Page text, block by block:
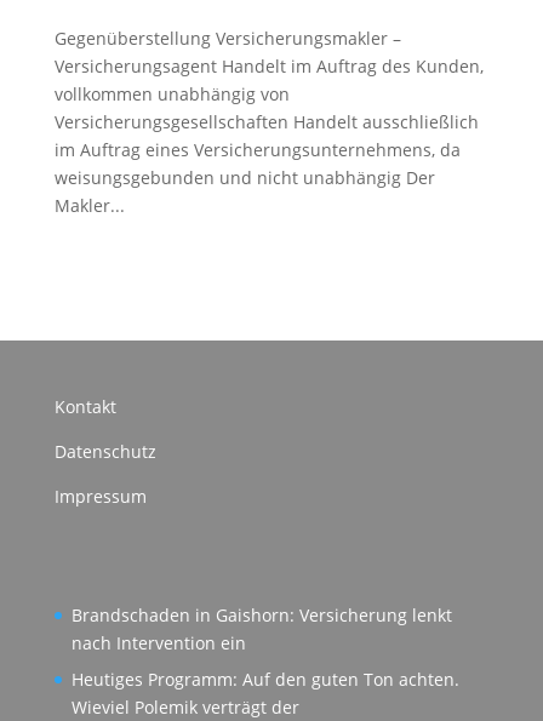
Gegenüberstellung Versicherungsmakler –
Versicherungsagent Handelt im Auftrag des Kunden,
vollkommen unabhängig von
Versicherungsgesellschaften Handelt ausschließlich
im Auftrag eines Versicherungsunternehmens, da
weisungsgebunden und nicht unabhängig Der
Makler...
Kontakt
Datenschutz
Impressum
Brandschaden in Gaishorn: Versicherung lenkt
nach Intervention ein
Heutiges Programm: Auf den guten Ton achten.
Wieviel Polemik verträgt der